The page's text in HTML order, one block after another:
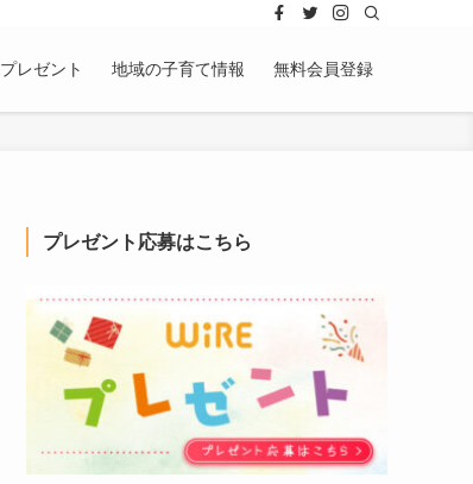
プレゼント 地域の子育て情報 無料会員登録
プレゼント応募はこちら